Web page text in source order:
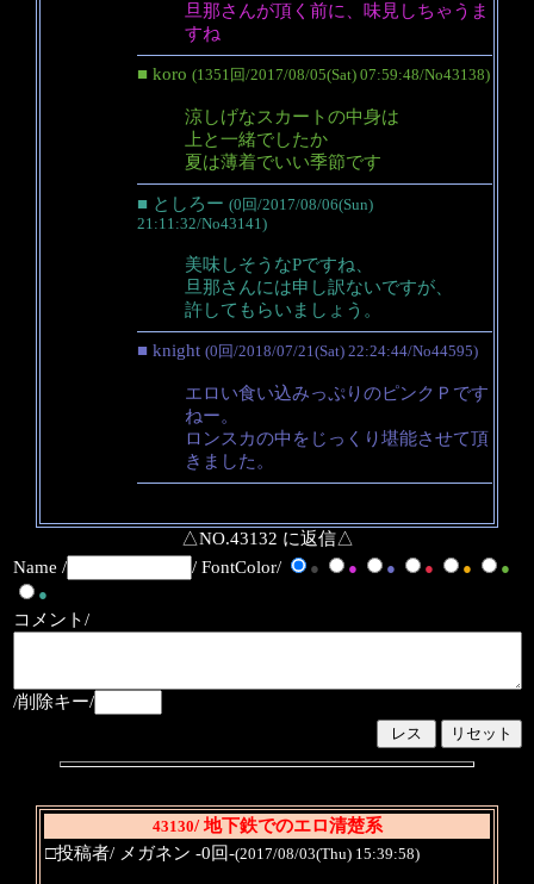
旦那さんが頂く前に、味見しちゃうま
すね
■ koro (1351回/2017/08/05(Sat) 07:59:48/No43138)
涼しげなスカートの中身は
上と一緒でしたか
夏は薄着でいい季節です
■ としろー (0回/2017/08/06(Sun)
21:11:32/No43141)
美味しそうなPですね、
旦那さんには申し訳ないですが、
許してもらいましょう。
■ knight (0回/2018/07/21(Sat) 22:24:44/No44595)
エロい食い込みっぷりのピンクＰです
ねー。
ロンスカの中をじっくり堪能させて頂
きました。
△NO.43132 に返信△
Name /
/ FontColor/ ● ● ● ● ●
●
●
コメント/
/削除キー/
43130/ 地下鉄でのエロ清楚系
□投稿者/ メガネン -0回-(2017/08/03(Thu) 15:39:58)